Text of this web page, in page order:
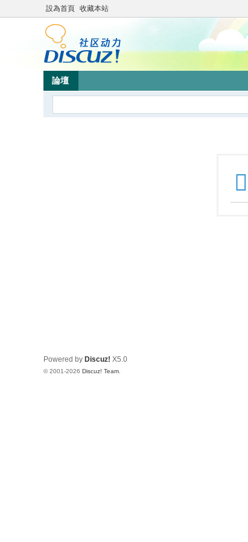
設為首頁 收藏本站
論壇
Powered by Discuz! X5.0
© 2001-2026 Discuz! Team